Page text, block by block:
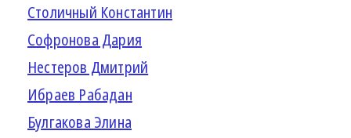
Столичный Константин
Софронова Дария
Нестеров Дмитрий
Ибраев Рабадан
Булгакова Элина